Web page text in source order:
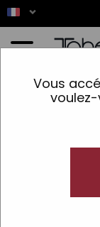
Vous
>Rasage
Ce